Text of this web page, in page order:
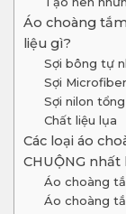
Áo choàng
liệu gì?
Sợi bông tự
Sợi Microfiber
Sợi nilon
Chất liệu lụa
Các loại áo
CHUỘNG nhất
Áo choàng
Áo choàng